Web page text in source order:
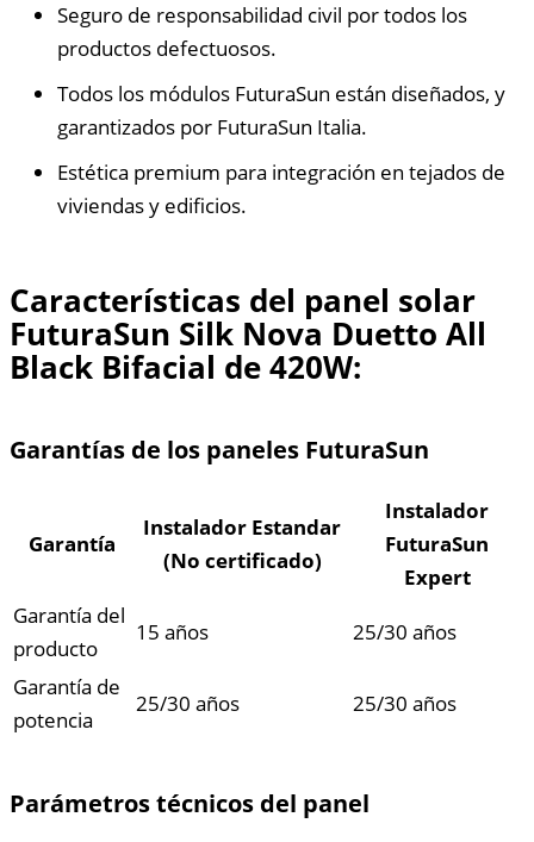
Seguro de responsabilidad civil por todos los
productos defectuosos.
Todos los módulos FuturaSun están diseñados, y
garantizados por FuturaSun Italia.
Estética premium para integración en tejados de
viviendas y edificios.
Características del panel solar
FuturaSun Silk Nova Duetto All
Black Bifacial de 420W:
Garantías de los paneles FuturaSun
Garantía
Instalador Estandar
(No certificado)
Instalador
FuturaSun
Expert
Garantía del
producto
15 años
25/30 años
Garantía de
potencia
25/30 años 25/30 años
Parámetros técnicos del panel